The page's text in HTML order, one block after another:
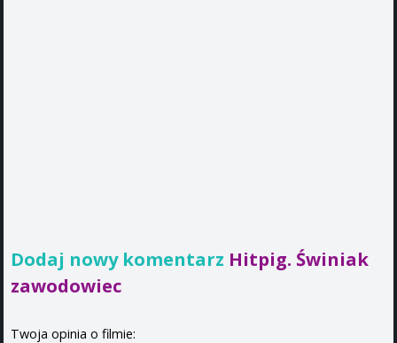
Dodaj nowy komentarz Hitpig. Świniak
zawodowiec
Twoja opinia o filmie: